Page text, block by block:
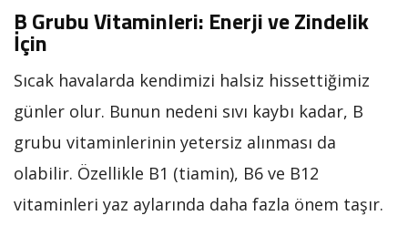
B Grubu Vitaminleri: Enerji ve Zindelik
İçin
Sıcak havalarda kendimizi halsiz hissettiğimiz
günler olur. Bunun nedeni sıvı kaybı kadar, B
grubu vitaminlerinin yetersiz alınması da
olabilir. Özellikle B1 (tiamin), B6 ve B12
vitaminleri yaz aylarında daha fazla önem taşır.